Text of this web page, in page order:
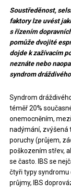
Soustředěnost,
faktory lze uvést
s řízením
pomůže dvojité
dojde k zažívacím
neznáte nebo
syndrom
Syndrom
téměř 20%
onemocněním,
nadýmání, zvýšená
poruchy (průjem,
poškozením střev,
se často. IBS se
čtyři typy syndromu
průjmy, IBS